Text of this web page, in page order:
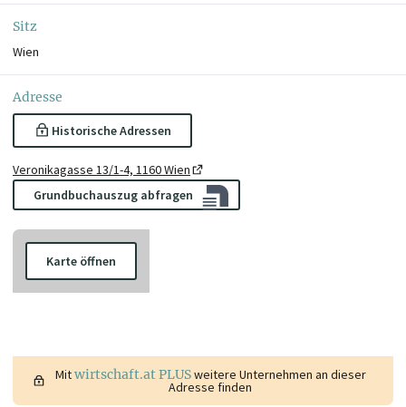
Sitz
Wien
Adresse
Historische Adressen
Veronikagasse 13/1-4, 1160 Wien
Grundbuchauszug abfragen
Karte öffnen
Mitwirtschaft.at PLUSweitere Unternehmen an dieser
Adresse finden